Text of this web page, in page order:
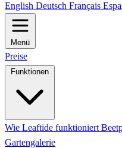
English Deutsch Français
Menü
Preise
Funktionen
Wie Leaftide funktioniert
Gartengalerie